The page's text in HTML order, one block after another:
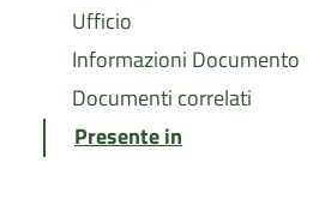
Ufficio
Informazioni Documento
Documenti correlati
Presente in